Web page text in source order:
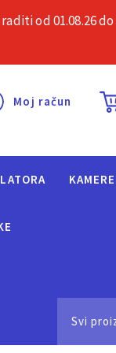
pitanja
Moj račun
KAMERE
Svi
od 01.08.26 do